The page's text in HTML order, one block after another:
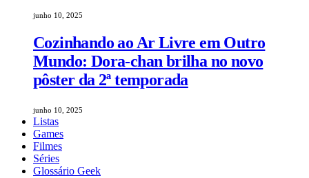
junho 10, 2025
Cozinhando ao Ar Livre em Outro
Mundo: Dora-chan brilha no novo
pôster da 2ª temporada
junho 10, 2025
Listas
Games
Filmes
Séries
Glossário Geek